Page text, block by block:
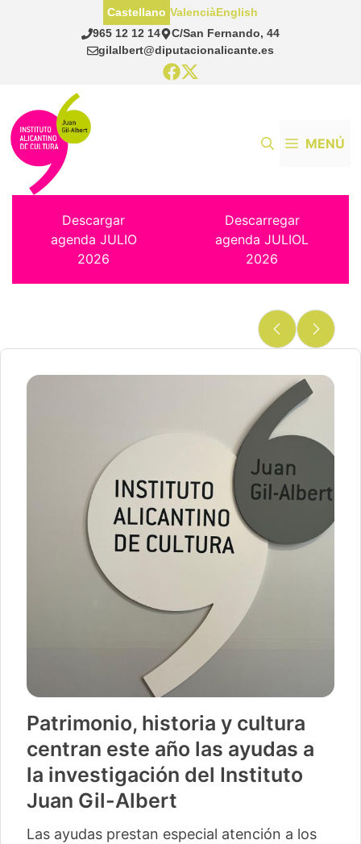
965 12 12 14
C/San Fernando, 44
gilalbert@diputacionalicante.es
Castellano ValenciàEnglish
MENÚ
Descargar
agenda JULIO
2026
Descarregar
agenda JULIOL
2026
Patrimonio, historia y cultura
centran este año las ayudas a
la investigación del Instituto
Juan Gil-Albert
Las ayudas prestan especial atención a los